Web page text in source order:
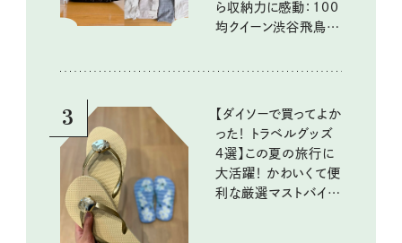
ら収納力に感動：100
均クイーン渋谷飛鳥の
3
【ダイソーで買ってよか
った！ トラベルグッズ
4選】この夏の旅行に
大活躍！ かわいくて便
利な厳選マストバイア